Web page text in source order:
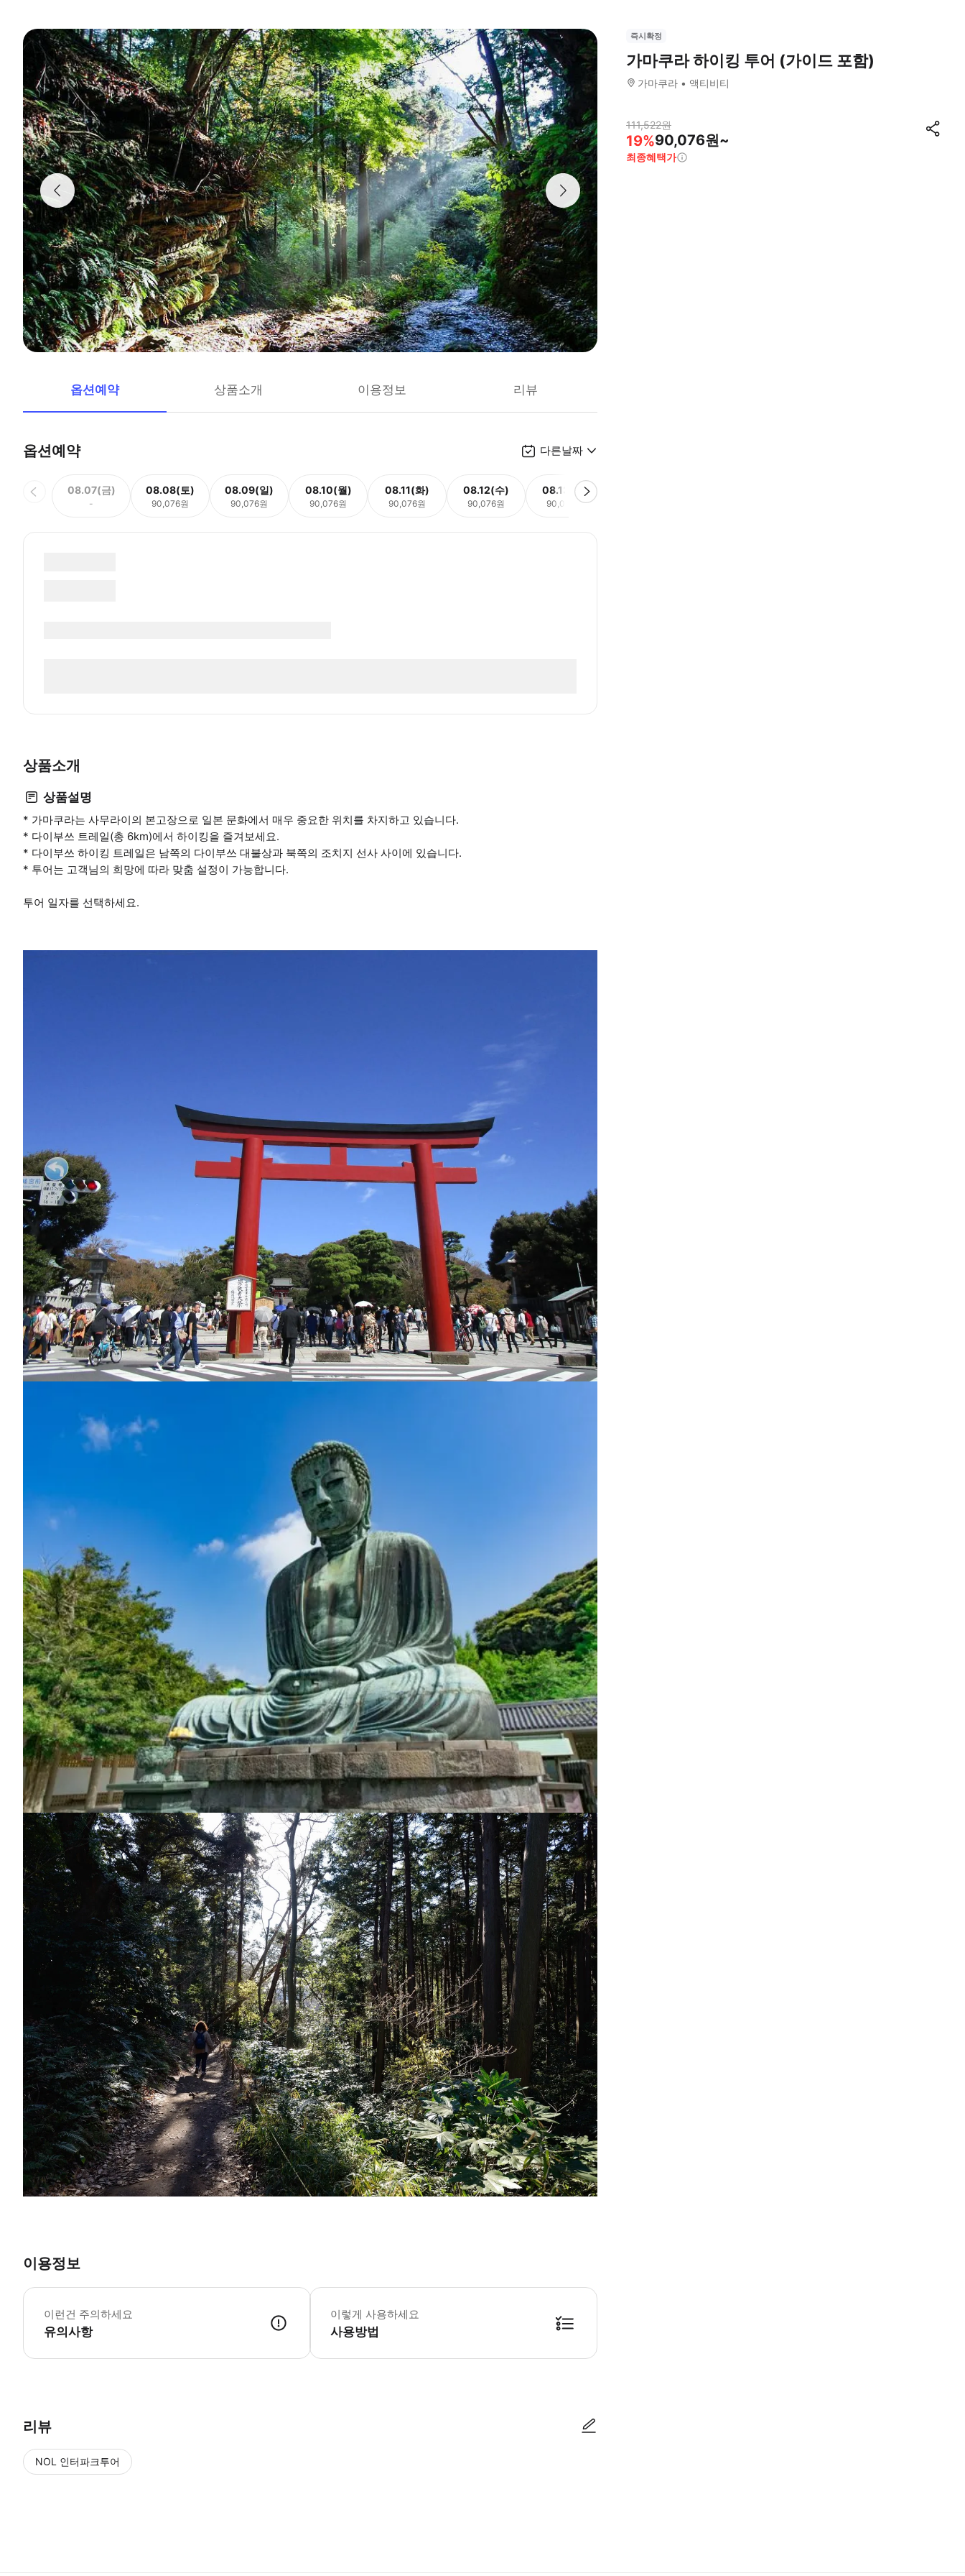
옵션예약 상품소개 이용정보 리뷰
옵션예약 다른날짜
08.07(금)
-
08.08(토)
90,076원
08.09(일)
90,076원
08.10(월)
90,076원
08.11(화)
90,076원
08.12(수)
90,076원
08.13(목)
90,076원
상품소개
상품설명
* 가마쿠라는 사무라이의 본고장으로 일본 문화에서 매우 중요한 위치를 차지하고 있습니다.
* 다이부쓰 트레일(총 6km)에서 하이킹을 즐겨보세요.
* 다이부쓰 하이킹 트레일은 남쪽의 다이부쓰 대불상과 북쪽의 조치지 선사 사이에 있습니다.
* 투어는 고객님의 희망에 따라 맞춤 설정이 가능합니다.
투어 일자를 선택하세요.
이용정보
이런건 주의하세요
유의사항
* 본 프라이빗 투어는 하이킹 당일 투어입니다. 투어 시 등산화를 착용해주세요. * 프라이빗 차량은 포함되어 있지 않습니다. 장소 이동 시 대중교통 또는
이렇게 사용하세요
사용방법
리뷰
NOL 인터파크투어
즉시확정
가마쿠라 하이킹 투어 (가이드 포함)
가마쿠라 액티비티
111,522원
19%90,076원~
최종혜택가